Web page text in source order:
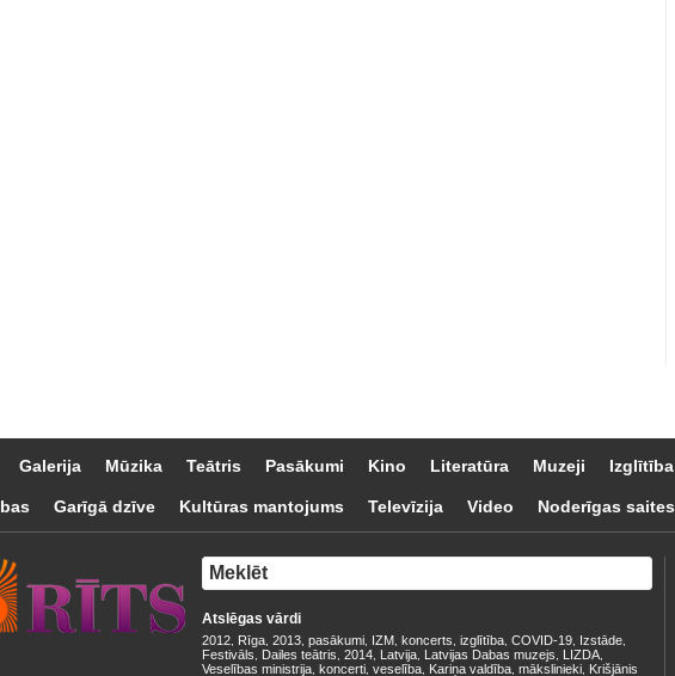
Galerija Mūzika Teātris Pasākumi Kino Literatūra Muzeji Izglītība
Garīgā dzīve Kultūras mantojums Televīzija Video Noderīgas saites
Atslēgas vārdi
2012 Rīga 2013 pasākumi IZM koncerts izglītība COVID-19 Izstāde
Festivāls Dailes teātris 2014 Latvija Latvijas Dabas muzejs LIZDA
Veselības ministrija koncerti veselība Kariņa valdība mākslinieki Krišjānis